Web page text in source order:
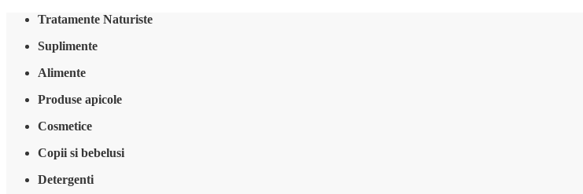
Tratamente Naturiste
Suplimente
Alimente
Produse apicole
Cosmetice
Copii si bebelusi
Detergenti